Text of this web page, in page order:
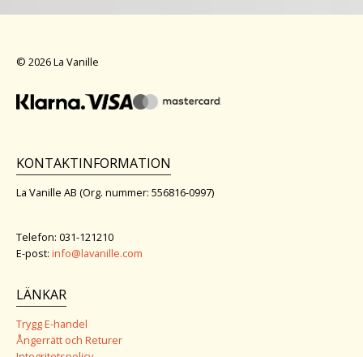
© 2026 La Vanille
KONTAKTINFORMATION
La Vanille AB (Org. nummer: 556816-0997)
Telefon: 031-121210
E-post: info@lavanille.com
LÄNKAR
Trygg E-handel
Ångerrätt och Returer